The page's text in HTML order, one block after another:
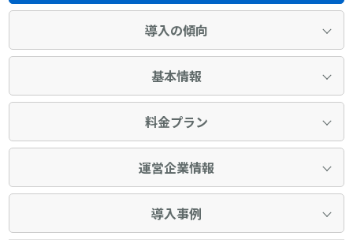
導入の傾向
基本情報
料金プラン
運営企業情報
導入事例